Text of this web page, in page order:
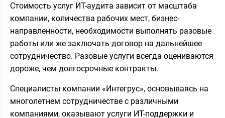
Стоимость услуг ИТ-аудита зависит от масштаба
компании, количества рабочих мест, бизнес-
направленности, необходимости выполнять разовые
работы или же заключать договор на дальнейшее
сотрудничество. Разовые услуги всегда оцениваются
дороже, чем долгосрочные контракты.
Специалисты компании «Интегрус», основываясь на
многолетнем сотрудничестве с различными
компаниями, оказывают услуги ИТ-поддержки и